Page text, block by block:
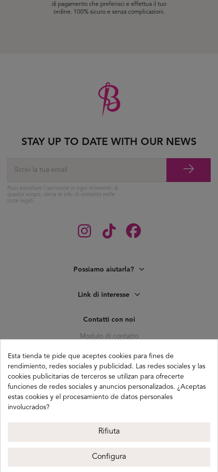
di pagamento che preferisci e effettua il tuo
ordine. 100% sicuro e senza complicazioni.
Possiamo aiutarla?
Link di interesse
Contatti con noi
Modulo di contatto
C. Pagés del Corro, 133, b
41010 (Triana) Sevilla
info@buganco.com
STAY UP TO DATE WITH OUR NEWS
Puoi annullare l'iscrizione in ogni momenti. A
questo scopo, cerca le info di contatto nelle
note legali.
Buganco 2026
Esta tienda te pide que aceptes cookies para fines de
rendimiento, redes sociales y publicidad. Las redes sociales y las
cookies publicitarias de terceros se utilizan para ofrecerte
funciones de redes sociales y anuncios personalizados. ¿Aceptas
estas cookies y el procesamiento de datos personales
involucrados?
Rifiuta
Configura